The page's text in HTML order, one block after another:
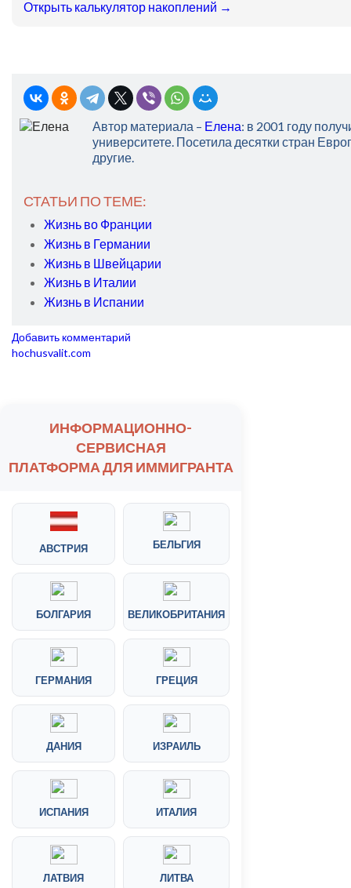
Открыть калькулятор накоплений →
Автор материала – Елена: в 2001 году
университете. Посетила десятки стран
другие.
СТАТЬИ ПО ТЕМЕ:
Жизнь во Франции
Жизнь в Германии
Жизнь в Швейцарии
Жизнь в Италии
Жизнь в Испании
Добавить комментарий
hochusvalit.com
ИНФОРМАЦИОННО-
СЕРВИСНАЯ
ПЛАТФОРМА ДЛЯ ИММИГРАНТА
АВСТРИЯ БЕЛЬГИЯ
БОЛГАРИЯ ВЕЛИКОБРИТАНИЯ
ГЕРМАНИЯ ГРЕЦИЯ
ДАНИЯ ИЗРАИЛЬ
ИСПАНИЯ ИТАЛИЯ
ЛАТВИЯ ЛИТВА